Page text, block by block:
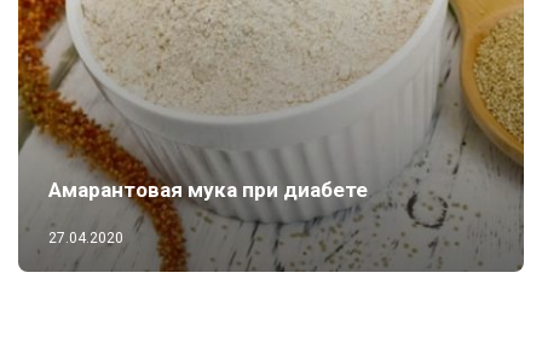
Амарантовая мука при диабете
27.04.2020